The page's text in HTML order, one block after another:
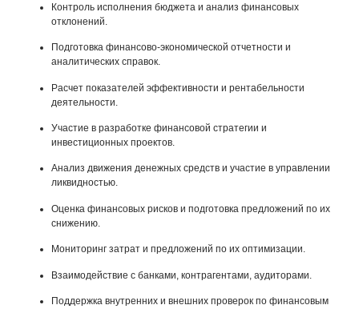
Контроль исполнения бюджета и анализ финансовых
отклонений.
Подготовка финансово-экономической отчетности и
аналитических справок.
Расчет показателей эффективности и рентабельности
деятельности.
Участие в разработке финансовой стратегии и
инвестиционных проектов.
Анализ движения денежных средств и участие в управлении
ликвидностью.
Оценка финансовых рисков и подготовка предложений по их
снижению.
Мониторинг затрат и предложений по их оптимизации.
Взаимодействие с банками, контрагентами, аудиторами.
Поддержка внутренних и внешних проверок по финансовым